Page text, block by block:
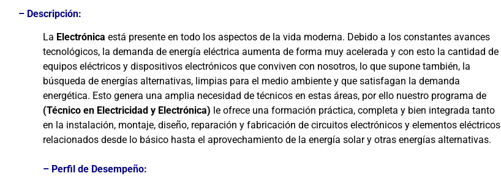
– Descripción:
La Electrónica está presente en todo los aspectos de la vida moderna. Debido a los constantes avances
tecnológicos, la demanda de energía eléctrica aumenta de forma muy acelerada y con esto la cantidad de
equipos eléctricos y dispositivos electrónicos que conviven con nosotros, lo que supone también, la
búsqueda de energías alternativas, limpias para el medio ambiente y que satisfagan la demanda
energética. Esto genera una amplia necesidad de técnicos en estas áreas, por ello nuestro programa de
(Técnico en Electricidad y Electrónica) le ofrece una formación práctica, completa y bien integrada tanto
en la instalación, montaje, diseño, reparación y fabricación de circuitos electrónicos y elementos eléctricos
relacionados desde lo básico hasta el aprovechamiento de la energía solar y otras energías alternativas.
– Perfil de Desempeño: